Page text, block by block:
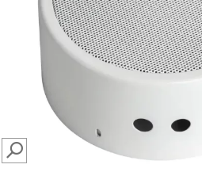
SEARCH